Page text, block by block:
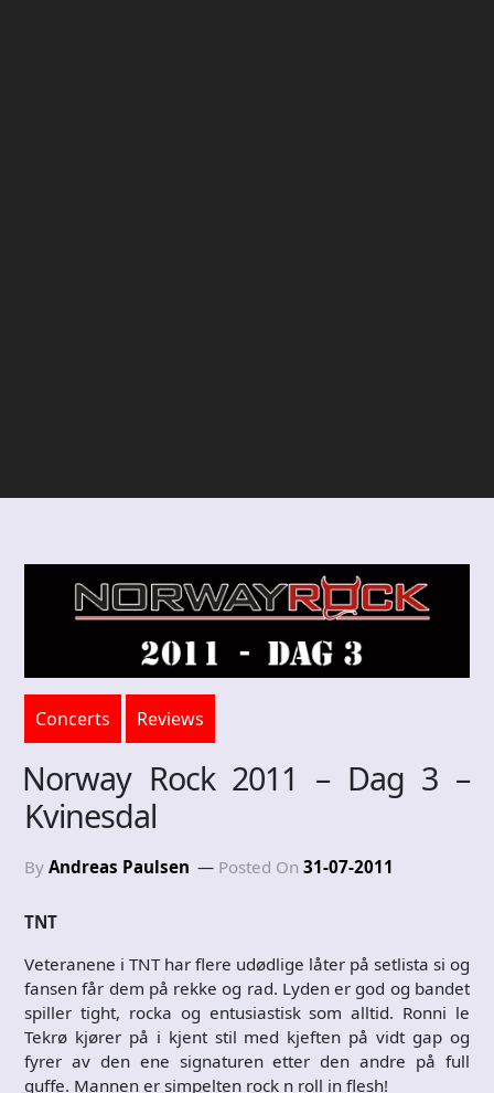
Concerts Reviews
Norway Rock 2011 – Dag 3 –
Kvinesdal
By Andreas Paulsen Posted On 31-07-2011
TNT
Veteranene i TNT har flere udødlige låter på setlista si og
fansen får dem på rekke og rad. Lyden er god og bandet
spiller tight, rocka og entusiastisk som alltid. Ronni le
Tekrø kjører på i kjent stil med kjeften på vidt gap og
fyrer av den ene signaturen etter den andre på full
guffe. Mannen er simpelten rock n roll in flesh!